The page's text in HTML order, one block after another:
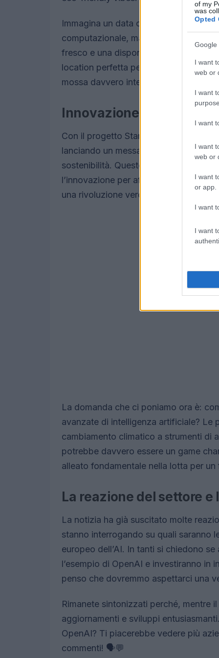
of my
was
Opted
Google
I want
web or
I want
I want
I want
web or
I want
or app.
I want
I want
Immagina un data center che non
computazionale, ma lo fa anche
fresco e una disponibilità costante di
location perfetta per supportare
mossa davvero intelligente?
Innovazione e
Con il progetto Stargate, OpenAI non
lanciando un messaggio chiaro: la
sostenibilità. Questo è un chiaro invito
l’innovazione per affrontare le sfide
una rivoluzione verde nel tech? 💚
La domanda che ci poniamo ora è:
avanzate di intelligenza artificiale? Le
cambiamento climatico a strumenti di
potrebbe davvero essere un game
alleato fondamentale nella lotta per
La reazione del settore
La notizia ha già suscitato molte
stanno interrogando su quali saranno
europeo dell’AI. In tanti si chiedono
l’esempio di OpenAI e investiranno in
penso che dovremmo aspettarci una
Rimanete sintonizzati perché, mentre
aggiornamenti e sviluppi
OpenAI? Ti piacerebbe vedere più
commenti! 🗣️💬